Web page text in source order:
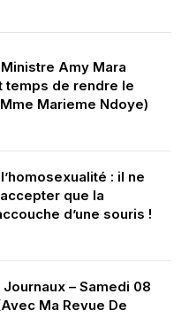
Amy Mara
temps de rendre le
Marieme Ndoye)
: il ne
que la
d’une souris !
Journaux – Samedi 08
Ma Revue De